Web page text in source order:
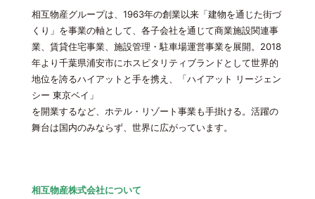
相互物産グループは、1963年の創業以来「建物を通じた街づ
くり」を事業の軸として、各子会社を通じて商業施設関連事
業、賃貸住宅事業、施設管理・駐車場運営事業を展開。2018
年より千葉県浦安市にホスピタリティブランドとして世界的
地位を誇るハイアットと手を携え、「ハイアット リージェン
シー 東京ベイ」
を開業するなど、ホテル・リゾート事業も手掛ける。活躍の
舞台は国内のみならず、世界に広がっています。
相互物産株式会社について